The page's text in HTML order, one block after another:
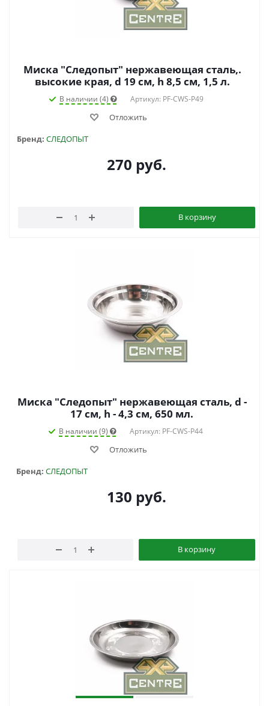
Миска "Следопыт" нержавеющая сталь,.
высокие края, d 19 см, h 8,5 см, 1,5 л.
В наличии (4) Артикул: PF-CWS-P49
Отложить
Бренд: СЛЕДОПЫТ
270 руб.
В корзину
Миска "Следопыт" нержавеющая сталь, d -
17 см, h - 4,3 см, 650 мл.
В наличии (9) Артикул: PF-CWS-P44
Отложить
Бренд: СЛЕДОПЫТ
130 руб.
В корзину